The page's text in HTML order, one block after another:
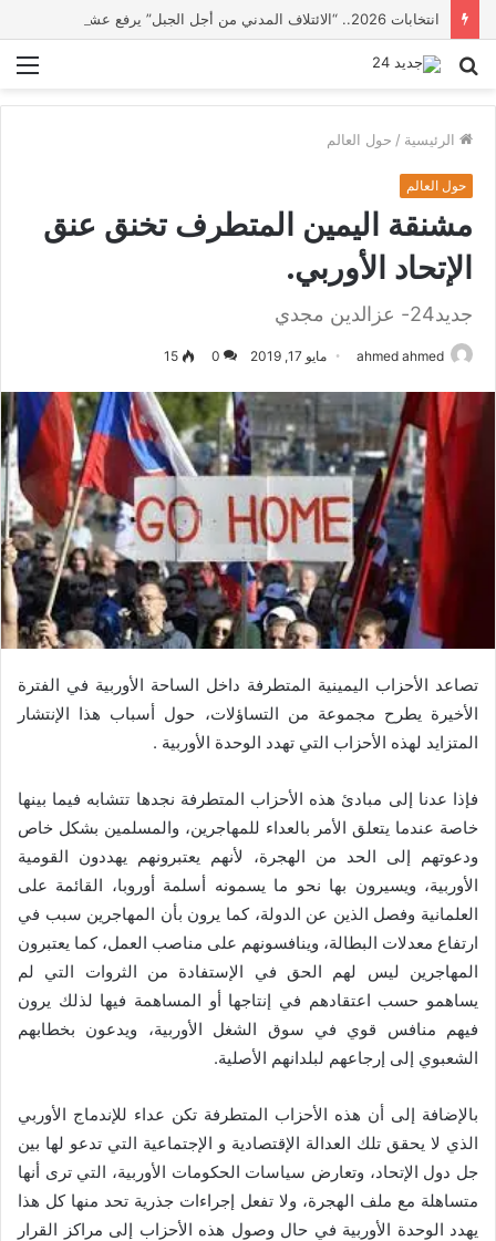
بحث
الرئيسية / حول العالم
حول العالم
مشنقة اليمين المتطرف تخنق عنق
الإتحاد الأوربي.
جديد24- عزالدين مجدي
ahmed ahmed مايو 17, 2019 0
15
تصاعد الأحزاب اليمينية المتطرفة داخل الساحة الأوربية في الفترة
الأخيرة يطرح مجموعة من التساؤلات، حول أسباب هذا الإنتشار
المتزايد لهذه الأحزاب التي تهدد الوحدة الأوربية .
فإذا عدنا إلى مبادئ هذه الأحزاب المتطرفة نجدها تتشابه فيما بينها
خاصة عندما يتعلق الأمر بالعداء للمهاجرين، والمسلمين بشكل خاص
ودعوتهم إلى الحد من الهجرة، لأنهم يعتبرونهم يهددون القومية
الأوربية، ويسيرون بها نحو ما يسمونه أسلمة أوروبا، القائمة على
العلمانية وفصل الذين عن الدولة، كما يرون بأن المهاجرين سبب في
ارتفاع معدلات البطالة، وينافسونهم على مناصب العمل، كما يعتبرون
المهاجرين ليس لهم الحق في الإستفادة من الثروات التي لم
يساهمو حسب اعتقادهم في إنتاجها أو المساهمة فيها لذلك يرون
فيهم منافس قوي في سوق الشغل الأوربية، ويدعون بخطابهم
الشعبوي إلى إرجاعهم لبلدانهم الأصلية.
بالإضافة إلى أن هذه الأحزاب المتطرفة تكن عداء للإندماج الأوربي
الذي لا يحقق تلك العدالة الإقتصادية و الإجتماعية التي تدعو لها بين
جل دول الإتحاد، وتعارض سياسات الحكومات الأوربية، التي ترى أنها
متساهلة مع ملف الهجرة، ولا تفعل إجراءات جذرية تحد منها كل هذا
يهدد الوحدة الأوربية في حال وصول هذه الأحزاب إلى مراكز القرار